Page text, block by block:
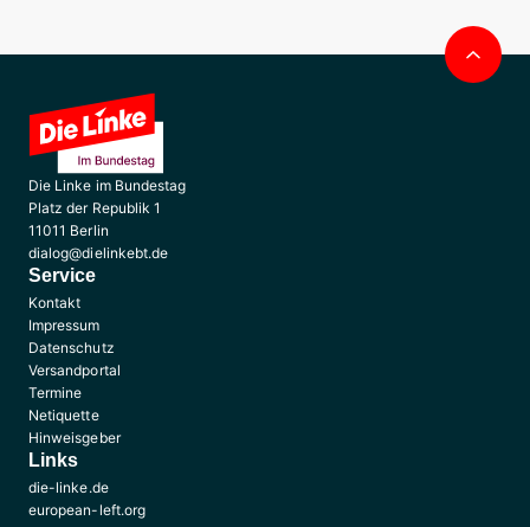
Die Linke im Bundestag
Platz der Republik 1
11011 Berlin
dialog@dielinkebt.de
Service
Kontakt
Impressum
Datenschutz
Versandportal
Termine
Netiquette
Hinweisgeber
Links
die-linke.de
european-left.org